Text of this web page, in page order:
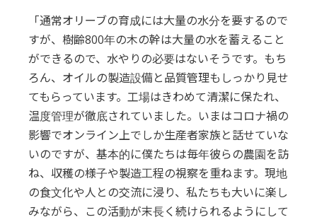
「通常オリーブの育成には大量の水分を要するので
すが、樹齢800年の木の幹は大量の水を蓄えること
ができるので、水やりの必要はないそうです。もち
ろん、オイルの製造設備と品質管理もしっかり見せ
てもらっています。工場はきわめて清潔に保たれ、
温度管理が徹底されていました。いまはコロナ禍の
影響でオンライン上でしか生産者家族と話せていな
いのですが、基本的に僕たちは毎年彼らの農園を訪
ね、収穫の様子や製造工程の視察を重ねます。現地
の食文化や人との交流に浸り、私たちも大いに楽し
みながら、この活動が末長く続けられるようにして